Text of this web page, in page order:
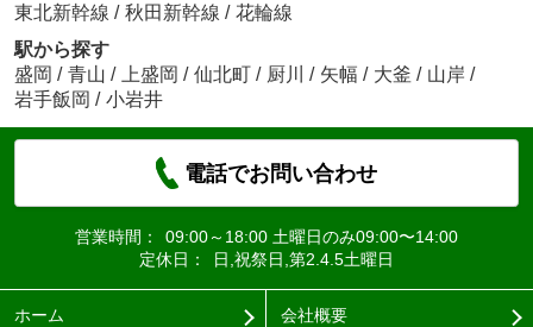
東北新幹線 / 秋田新幹線 / 花輪線
駅から探す
盛岡 / 青山 / 上盛岡 / 仙北町 / 厨川 / 矢幅 / 大釜 / 山岸 /
岩手飯岡 / 小岩井
電話でお問い合わせ
営業時間：
09:00～18:00 土曜日のみ09:00〜14:00
定休日：
日,祝祭日,第2.4.5土曜日
ホーム 会社概要